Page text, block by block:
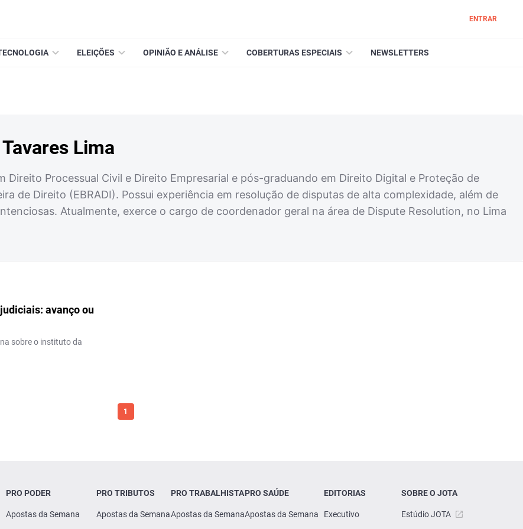
ENTRAR
ELEIÇÕES OPINIÃO E ANÁLISE COBERTURAS ESPECIAIS NEWSLETTERS
Lima
Direito Processual Civil e Direito Empresarial e pós-graduando em Direito Digital e Proteção de
de Direito (EBRADI). Possui experiência em resolução de disputas de alta complexidade, além de
Atualmente, exerce o cargo de coordenador geral na área de Dispute Resolution, no Lima
avanço ou
sobre o instituto da
1
PRO PODER
Apostas da Semana
PRO TRIBUTOS
Apostas da Semana
PRO TRABALHISTA
Apostas da Semana
PRO SAÚDE
Apostas da Semana
EDITORIAS
Executivo
SOBRE O JOTA
Estúdio JOTA